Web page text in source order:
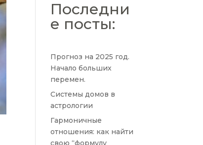
Последни
е посты:
Прогноз на 2025 год.
Начало больших
перемен.
Системы домов в
астрологии
Гармоничные
отношения: как найти